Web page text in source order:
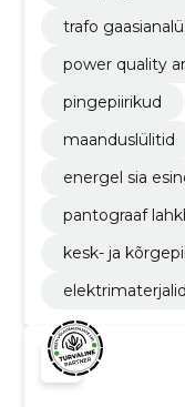
trafo
power quality
pingepiirikud
maanduslülitid
energel sia
pantograaf
kesk- ja